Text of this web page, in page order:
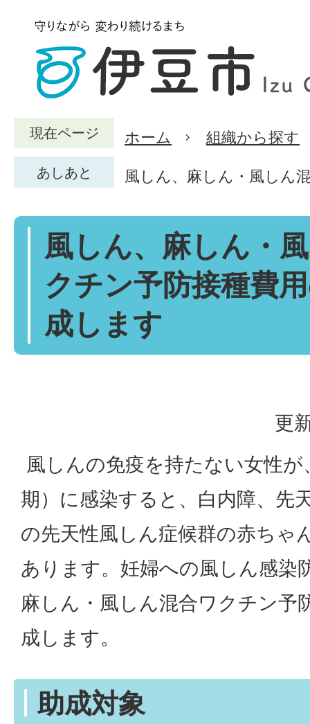
現在ページ ホーム 組織から探す
あしあと 風しん、麻しん・風しん
風しん、麻しん・
クチン予防接種費
成します
更
風しんの免疫を持たない女性
期）に感染すると、白内障、先
の先天性風しん症候群の赤ちゃ
あります。妊婦への風しん感染
麻しん・風しん混合ワクチン予
成します。
助成対象